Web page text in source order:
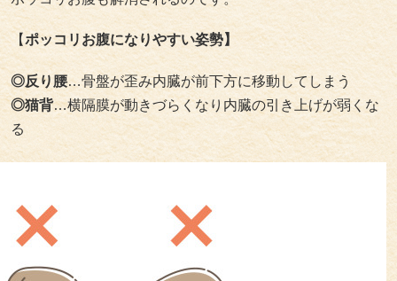
【ポッコリお腹になりやすい姿勢】
◎反り腰…骨盤が歪み内臓が前下方に移動してしまう
◎猫背…横隔膜が動きづらくなり内臓の引き上げが弱くな
る